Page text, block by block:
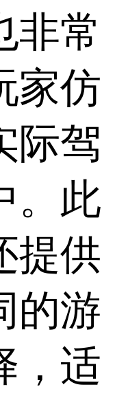
非常
家仿
际驾
。此
提供
的游
，适